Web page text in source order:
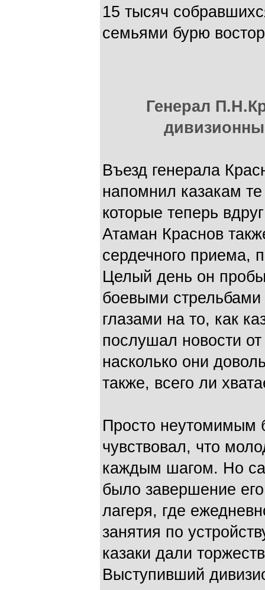
15 тысяч
семьями бурю
Генерал
Въезд генерала
напомнил казакам
которые теперь
Атаман Краснов
сердечного приема,
Целый день он
боевыми
глазами на то, как
послушал новости
насколько они
также, всего ли
Просто неутомимым
чувствовал, что
каждым шагом. Но
было завершение
лагеря, где
занятия по
казаки дали
Выступивший